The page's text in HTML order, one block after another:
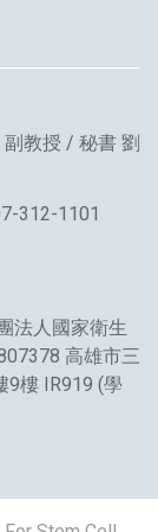
教授 / 秘書 劉
312-1101
法人國家衛生
高雄市三
9樓 IR919 (學